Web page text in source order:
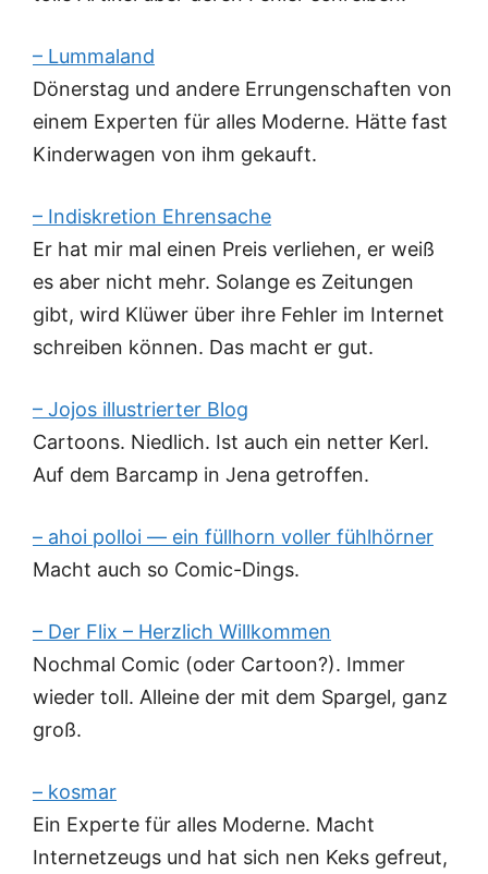
– Lummaland
Dönerstag und andere Errungenschaften von
einem Experten für alles Moderne. Hätte fast
Kinderwagen von ihm gekauft.
– Indiskretion Ehrensache
Er hat mir mal einen Preis verliehen, er weiß
es aber nicht mehr. Solange es Zeitungen
gibt, wird Klüwer über ihre Fehler im Internet
schreiben können. Das macht er gut.
– Jojos illustrierter Blog
Cartoons. Niedlich. Ist auch ein netter Kerl.
Auf dem Barcamp in Jena getroffen.
– ahoi polloi — ein füllhorn voller fühlhörner
Macht auch so Comic-Dings.
– Der Flix – Herzlich Willkommen
Nochmal Comic (oder Cartoon?). Immer
wieder toll. Alleine der mit dem Spargel, ganz
groß.
– kosmar
Ein Experte für alles Moderne. Macht
Internetzeugs und hat sich nen Keks gefreut,